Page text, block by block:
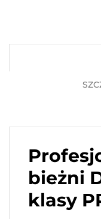
bieżni
klasy